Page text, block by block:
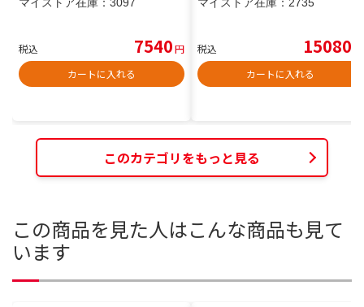
マイストア在庫： 3097
税込 7540円
カートに入れる
マイストア在庫： 2735
税込 15080
カートに入れる
このカテゴリをもっと見る
この商品を見た人はこんな商品も見て
います